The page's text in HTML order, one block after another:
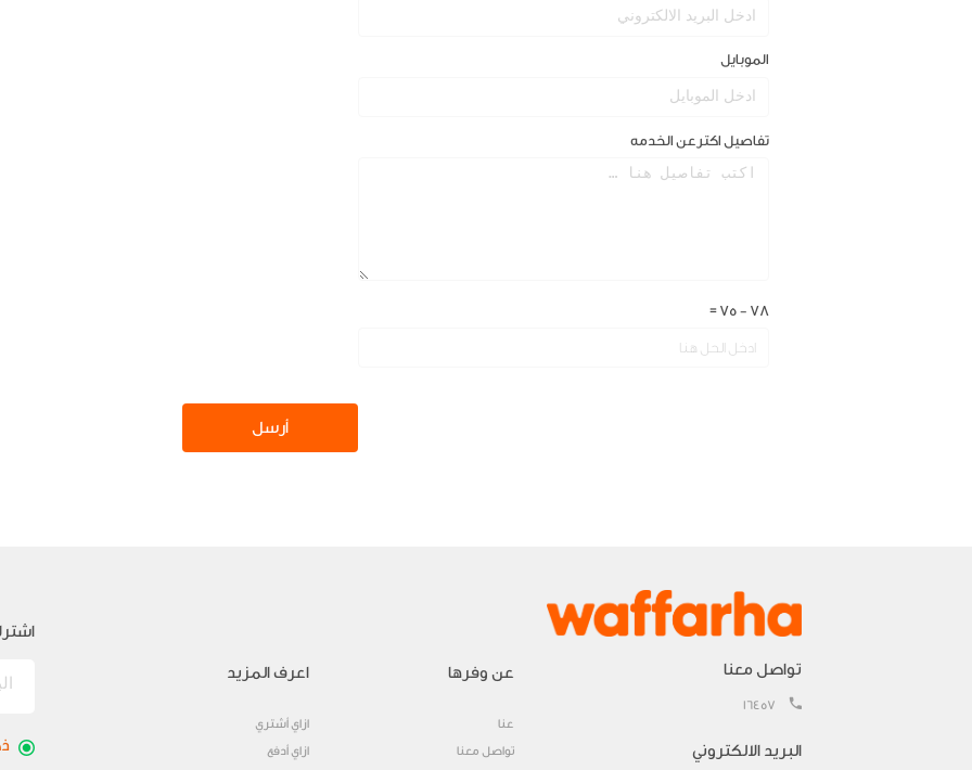
الموبايل
تفاصيل اكترعن الخدمه
78
-
75
=
أرسل
تواصل معنا
16457
البريد الالكتروني
عن وفرها
عنا
تواصل معنا
اعرف المزيد
ازاي أشتري
ازاي أدفع